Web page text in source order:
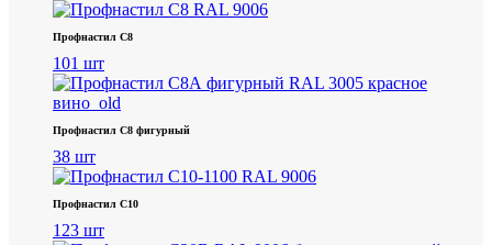
Профнастил С8
101 шт
Профнастил С8 фигурный
38 шт
Профнастил С10
123 шт